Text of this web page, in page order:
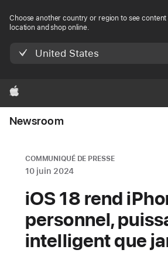
Choose another country or region to see
location and shop online.
United States
Apple
Newsroom
COMMUNIQUÉ DE PRESSE
10 juin 2024
iOS 18 rend
personnel,
intelligent que